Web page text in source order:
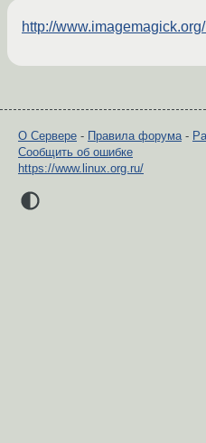
http://
О Сервере - Правила форума-
Сообщить об ошибке
https://www.linux.org.ru/